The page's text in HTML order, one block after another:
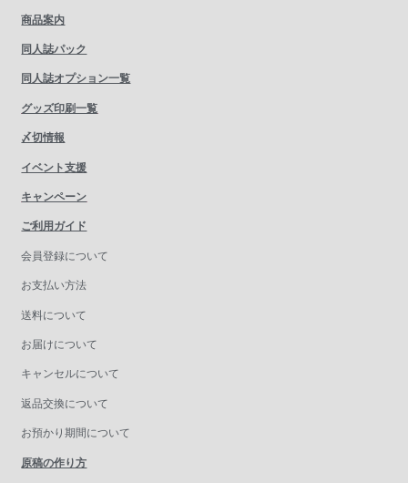
商品案内
同人誌パック
同人誌オプション一覧
グッズ印刷一覧
〆切情報
イベント支援
キャンペーン
ご利用ガイド
会員登録について
お支払い方法
送料について
お届けについて
キャンセルについて
返品交換について
お預かり期間について
原稿の作り方